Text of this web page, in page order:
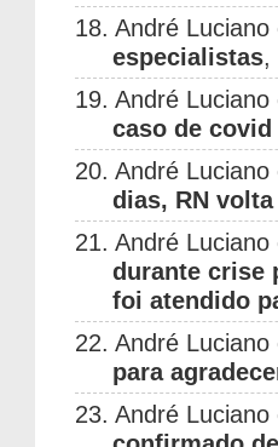
18. André
especialistas,
19. André
caso de
20. André
dias, RN
21. André
durante crise
foi atendido
22. André
para
23. André